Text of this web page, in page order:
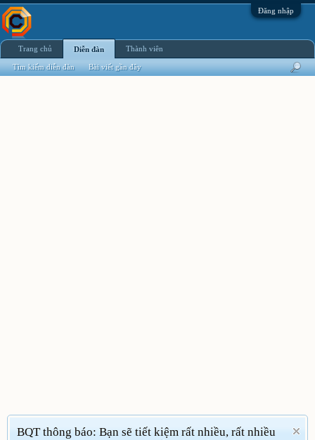
Đăng nhập
BQT thông báo: Bạn sẽ tiết kiệm rất nhiều, rất nhiều
Trang chủ Diễn đàn
Tìm kiếm diễn đàn Bài viết gần đây
Thành viên